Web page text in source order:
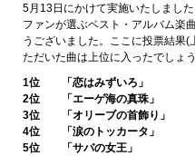
5月13日にかけて実施いたしまし
ファンが選ぶベスト・アルバム楽
うございました。ここに投票結果
ただいた曲は上位に入ったでしょ
1位 「恋はみずいろ」
2位 「エーゲ海の真珠」
3位 「オリーブの首飾り」
4位 「涙のトッカータ」
5位 「サバの女王」